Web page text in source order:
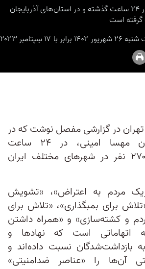
بیشترین بازداشت‌ها در ۲۴ ساعت گذشته و در استان‌های آذربایجان
است
۱۴۰۲ برابر با ۱۷ سِپتامبر ۲۰۲۳ ۲۳:۳۰
در گزارشی مفصل نوشت که در
سالگرد کشته‌شدن مهسا امینی، در ۲۴ ساعت
گذشته بیش از ۲۷۰ نفر در شهرهای مختلف ایران
مردم به اعتراض»، «تشویش
برای بمبگذاری»، «تلاش برای
و کشته‌سازی» و «همراه داشتن
اتهاماتی است که نهادها و
بازداشت‌شدگان نسبت داده‌‌اند و
آن‌ها را «عناصر ضدامنیتی»